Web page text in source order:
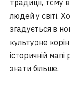
традиції, тому
людей у світі.
згадується в
культурне
історичній
знати більше.